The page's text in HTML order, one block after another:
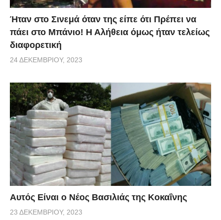
Ήταν στο Σινεμά όταν της είπε ότι Πρέπει να
πάει στο Μπάνιο! Η Αλήθεια όμως ήταν τελείως
διαφορετική
24 ΔΕΚΕΜΒΡΊΟΥ, 2023
Αυτός Είναι ο Νέος Βασιλιάς της Κοκαΐνης
23 ΔΕΚΕΜΒΡΊΟΥ, 2023